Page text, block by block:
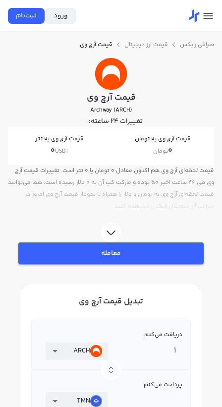
ورود ثبت‌نام
صرافی رابکس قیمت ارز دیجیتال قیمت آرچ وی
قیمت آرچ وی
Archway (ARCH)
تغییرات ۲۴ ساعته: 0%
قیمت آرچ وی به تومان
0تومان
قیمت آرچ وی به تتر
0USDT
قیمت لحظه‌ای آرچ وی هم اکنون معادل 0 تومان یا 0 تتر است. تغییرات قیمت آرچ
وی طی 24 ساعت اخیر 0% بوده و مارکت کپ آن به 0 دلار رسیده است. شما می‌توانید
قیمت لحظه‌ای آرچ وی به تومان و دلار را همراه با نمودار قیمت آرچ وی امروز در
صرافی ارز دیجیتال رابکس مشاهده کنید.
معامله
تبدیل قیمت آرچ وی
دریافت می‌کنم
ARCH
پرداخت می‌کنم
TMN